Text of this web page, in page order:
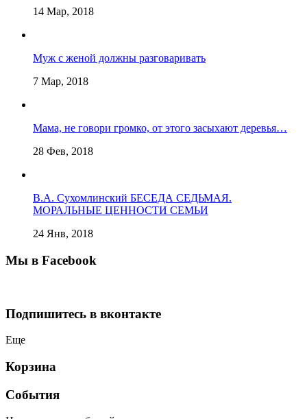
14 Мар, 2018
Муж с женой должны разговаривать
7 Мар, 2018
Мама, не говори громко, от этого засыхают деревья…
28 Фев, 2018
В.А. Сухомлинский БЕСЕДА СЕДЬМАЯ.
МОРАЛЬНЫЕ ЦЕННОСТИ СЕМЬИ
24 Янв, 2018
Мы в Facebook
Подпишитесь в вконтакте
Еще
Корзина
События